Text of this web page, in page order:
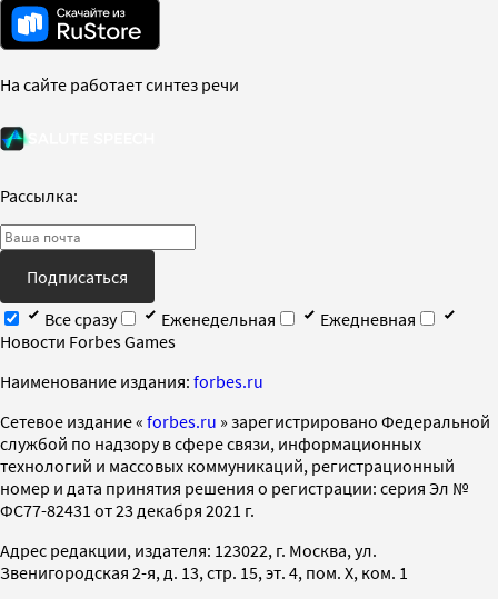
На сайте работает синтез речи
Рассылка:
Подписаться
Все сразу
Еженедельная
Ежедневная
Новости Forbes Games
Наименование издания: forbes.ru
Cетевое издание « forbes.ru » зарегистрировано Федеральной
службой по надзору в сфере связи, информационных
технологий и массовых коммуникаций, регистрационный
номер и дата принятия решения о регистрации: серия Эл №
ФС77-82431 от 23 декабря 2021 г.
Адрес редакции, издателя: 123022, г. Москва, ул.
Звенигородская 2-я, д. 13, стр. 15, эт. 4, пом. X, ком. 1